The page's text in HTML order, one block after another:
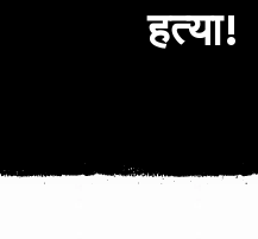
हत्या!